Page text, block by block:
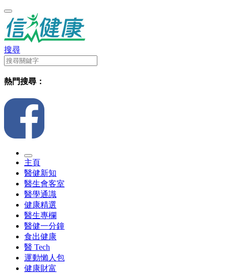
搜尋
熱門搜尋：
主頁
醫健新知
醫生會客室
醫學通識
健康精選
醫生專欄
醫健一分鐘
食出健康
醫 Tech
運動懶人包
健康財富